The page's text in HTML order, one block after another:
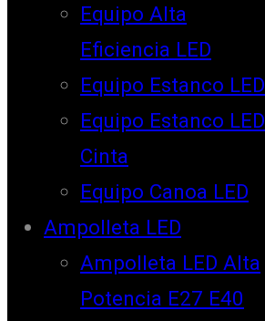
Equipo Alta
Eficiencia LED
Equipo Estanco LED
Equipo Estanco LED
Cinta
Equipo Canoa LED
Ampolleta LED
Ampolleta LED Alta
Potencia E27 E40